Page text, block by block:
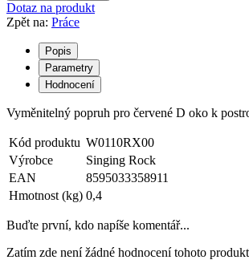
Dotaz na produkt
Zpět na: Práce
Popis
Parametry
Hodnocení
Vyměnitelný popruh pro červené D oko k
Kód produktu W0110RX00
Výrobce
Singing Rock
EAN
8595033358911
Hmotnost (kg) 0,4
Buďte první, kdo napíše komentář...
Zatím zde není žádné hodnocení tohoto